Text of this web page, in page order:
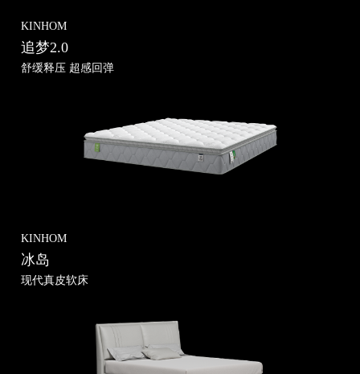
KINHOM
追梦2.0
舒缓释压 超感回弹
KINHOM
冰岛
现代真皮软床